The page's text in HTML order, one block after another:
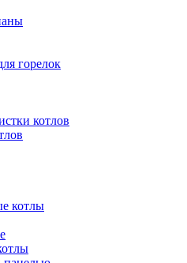
горелок
котлов
котлы